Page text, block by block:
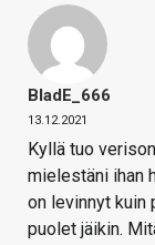
BladE_666
13.12.2021
Kyllä tuo
mielestäni ihan
on levinnyt kuin
puolet jäikin.